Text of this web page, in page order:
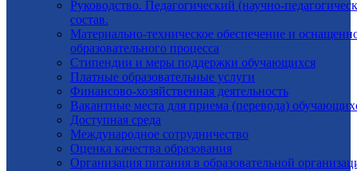
Руководство. Педагогический (научно-
состав.
Материально-техническое обеспечение и
образовательного процесса
Стипендии и меры поддержки обучающихся
Платные образовательные услуги
Финансово-хозяйственная деятельность
Вакантные места для приема (перевода)
Доступная среда
Международное сотрудничество
Оценка качества образования
Организация питания в образовательной